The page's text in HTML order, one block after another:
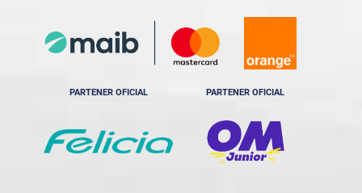
PARTENER OFICIAL PARTENER OFICIAL